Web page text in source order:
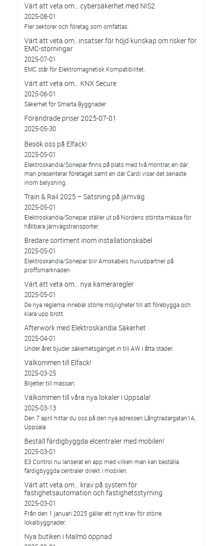
Värt att veta om... cybersäkerhet med NIS2
2025-08-01
Fler sektorer och företag som omfattas.
Värt att veta om…insatser för höjd kunskap om risker för
EMC-störningar
2025-07-01
EMC står för Elektromagnetisk Kompatibilitet.
Värt att veta om… KNX Secure
2025-06-01
Säkerhet för Smarta Byggnader
Förändrade priser 2025-07-01
2025-05-30
Besök oss på Elfack!
2025-05-01
Elektroskandia/Sonepar finns på plats med två montrar, en där
man presenterar företaget samt en där Cardi visar det senaste
inom belysning.
Train & Rail 2025 – Satsning på järnväg
2025-05-01
Elektroskandia/Sonepar ställer ut på Nordens största mässa för
hållbara järnvägstransporter.
Bredare sortiment inom installationskabel
2025-05-01
Elektroskandia/Sonepar blir Amokabels huvudpartner på
proffsmarknaden
Värt att veta om... nya kameraregler
2025-05-01
De nya reglerna innebär större möjligheter till att förebygga och
klara upp brott.
Afterwork med Elektroskandia Säkerhet
2025-04-01
Under året bjuder säkerhetsgänget in till AW i åtta städer.
Välkommen till Elfack!
2025-03-25
Biljetter till mässan.
Välkommen till våra nya lokaler i Uppsala!
2025-03-13
Den 7 april hittar du oss på den nya adressen Långtradargatan1A,
Uppsala
Beställ färdigbyggda elcentraler med mobilen!
2025-03-01
E3 Control nu lanserat en app med vilken man kan beställa
färdigbyggda centraler direkt i mobilen.
Värt att veta om... krav på system för
fastighetsautomation och fastighetsstyrning
2025-03-01
Från den 1 januari 2025 gäller ett nytt krav för större
lokalbyggnader.
Nya butiken i Malmö öppnad